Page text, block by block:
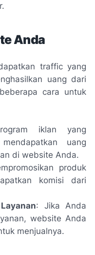
Anda
traffic yang
uang dari
cara untuk
iklan yang
uang
di website Anda.
produk
komisi dari
: Jika Anda
website Anda
menjualnya.